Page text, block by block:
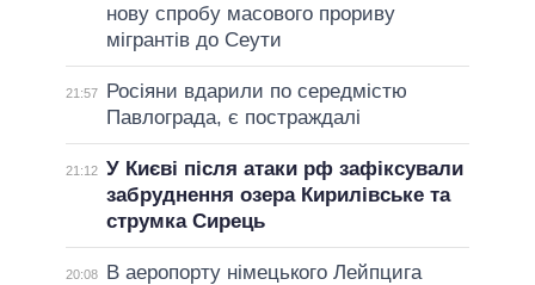
нову спробу масового прориву
мігрантів до Сеути
21:57
Росіяни вдарили по середмістю
Павлограда, є постраждалі
21:12 У Києві після атаки рф зафіксували
забруднення озера Кирилівське та
струмка Сирець
20:08
В аеропорту німецького Лейпцига